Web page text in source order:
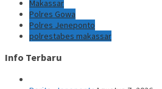
Makassar
Polres Gowa
Polres Jeneponto
polrestabes makassar
Info Terbaru